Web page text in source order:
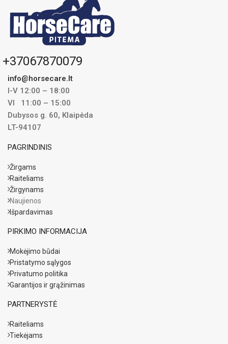
+37067870079
info@horsecare.lt
I-V 12:00 – 18:00
VI 11:00 – 15:00
Dubysos g. 60, Klaipėda
LT-94107
PAGRINDINIS
Žirgams
Raiteliams
Žirgynams
Naujienos
Išpardavimas
PIRKIMO INFORMACIJA
Mokėjimo būdai
Pristatymo sąlygos
Privatumo politika
Garantijos ir grąžinimas
PARTNERYSTĖ
Raiteliams
Tiekėjams